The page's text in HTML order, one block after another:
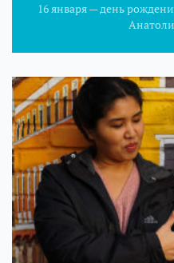
16 января — день